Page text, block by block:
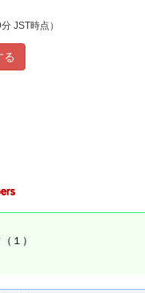
JST時点）
る
１）